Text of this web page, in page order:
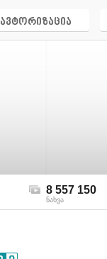
ავტორიზაცია
8 557 150
ნახვა